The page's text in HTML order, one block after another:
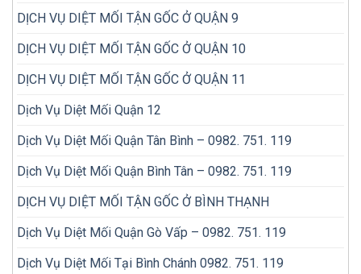
DỊCH VỤ DIỆT MỐI TẬN GỐC Ở QUẬN 9
DỊCH VỤ DIỆT MỐI TẬN GỐC Ở QUẬN 10
DỊCH VỤ DIỆT MỐI TẬN GỐC Ở QUẬN 11
Dịch Vụ Diệt Mối Quận 12
Dịch Vụ Diệt Mối Quận Tân Bình – 0982. 751. 119
Dịch Vụ Diệt Mối Quận Bình Tân – 0982. 751. 119
DỊCH VỤ DIỆT MỐI TẬN GỐC Ở BÌNH THẠNH
Dịch Vụ Diệt Mối Quận Gò Vấp – 0982. 751. 119
Dịch Vụ Diệt Mối Tại Bình Chánh 0982. 751. 119